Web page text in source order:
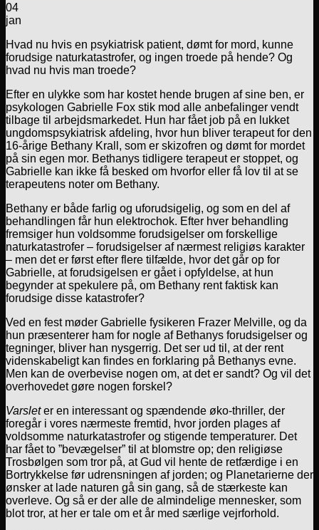
04
jan
Hvad nu hvis en psykiatrisk patient, dømt for mord, kunne
forudsige naturkatastrofer, og ingen troede på hende? Og
hvad nu hvis man troede?
Efter en ulykke som har kostet hende brugen af sine ben, er
psykologen Gabrielle Fox stik mod alle anbefalinger vendt
tilbage til arbejdsmarkedet. Hun har fået job på en lukket
ungdomspsykiatrisk afdeling, hvor hun bliver terapeut for den
16-årige Bethany Krall, som er skizofren og dømt for mordet
på sin egen mor. Bethanys tidligere terapeut er stoppet, og
Gabrielle kan ikke få besked om hvorfor eller få lov til at se
terapeutens noter om Bethany.
Bethany er både farlig og uforudsigelig, og som en del af
behandlingen får hun elektrochok. Efter hver behandling
fremsiger hun voldsomme forudsigelser om forskellige
naturkatastrofer – forudsigelser af nærmest religiøs karakter
– men det er først efter flere tilfælde, hvor det går op for
Gabrielle, at forudsigelsen er gået i opfyldelse, at hun
begynder at spekulere på, om Bethany rent faktisk kan
forudsige disse katastrofer?
Ved en fest møder Gabrielle fysikeren Frazer Melville, og da
hun præsenterer ham for nogle af Bethanys forudsigelser og
tegninger, bliver han nysgerrig. Det ser ud til, at der rent
videnskabeligt kan findes en forklaring på Bethanys evne.
Men kan de overbevise nogen om, at det er sandt? Og vil det
overhovedet gøre nogen forskel?
Varsleter en interessant og spændende øko-thriller, der
foregår i vores nærmeste fremtid, hvor jorden plages af
voldsomme naturkatastrofer og stigende temperaturer. Det
har fået to ”bevægelser” til at blomstre op; den religiøse
Trosbølgen som tror på, at Gud vil hente de retfærdige i en
Bortrykkelse før udrensningen af jorden; og Planetarierne der
ønsker at lade naturen gå sin gang, så de stærkeste kan
overleve. Og så er der alle de almindelige mennesker, som
blot tror, at her er tale om et år med særlige vejrforhold.